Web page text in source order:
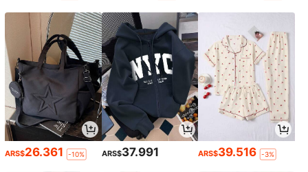
ARS$26.361 -10% ARS$37.991 ARS$39.516 -3%